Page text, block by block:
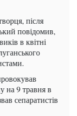
після
повідомив,
в квітні
на 9 травня в
сепаратистів